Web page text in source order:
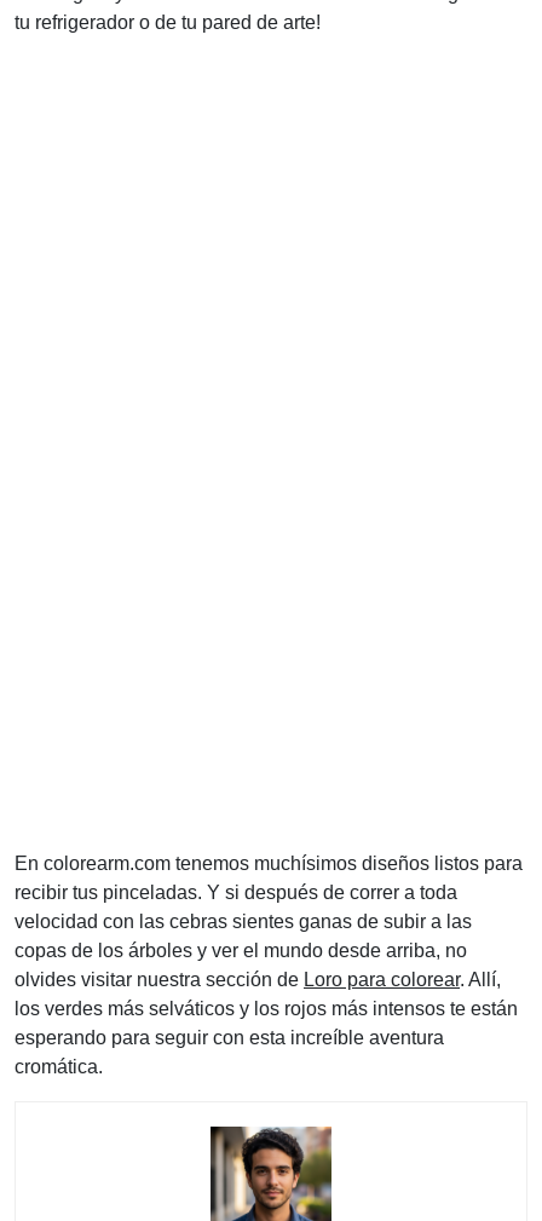
tu refrigerador o de tu pared de arte!
En colorearm.com tenemos muchísimos diseños listos para
recibir tus pinceladas. Y si después de correr a toda
velocidad con las cebras sientes ganas de subir a las
copas de los árboles y ver el mundo desde arriba, no
olvides visitar nuestra sección de Loro para colorear. Allí,
los verdes más selváticos y los rojos más intensos te están
esperando para seguir con esta increíble aventura
cromática.